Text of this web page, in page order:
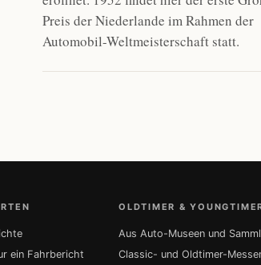
Preis der Niederlande im Rahmen der
Automobil-Weltmeisterschaft statt.
ein Fahrbericht
OLDTIMER &
Aus Auto-Museen und
Classic- und Oldtimer-